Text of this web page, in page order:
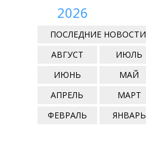
2026
ПОСЛЕДНИЕ НОВОСТИ
АВГУСТ
ИЮЛЬ
ИЮНЬ
МАЙ
АПРЕЛЬ
МАРТ
ФЕВРАЛЬ
ЯНВАРЬ